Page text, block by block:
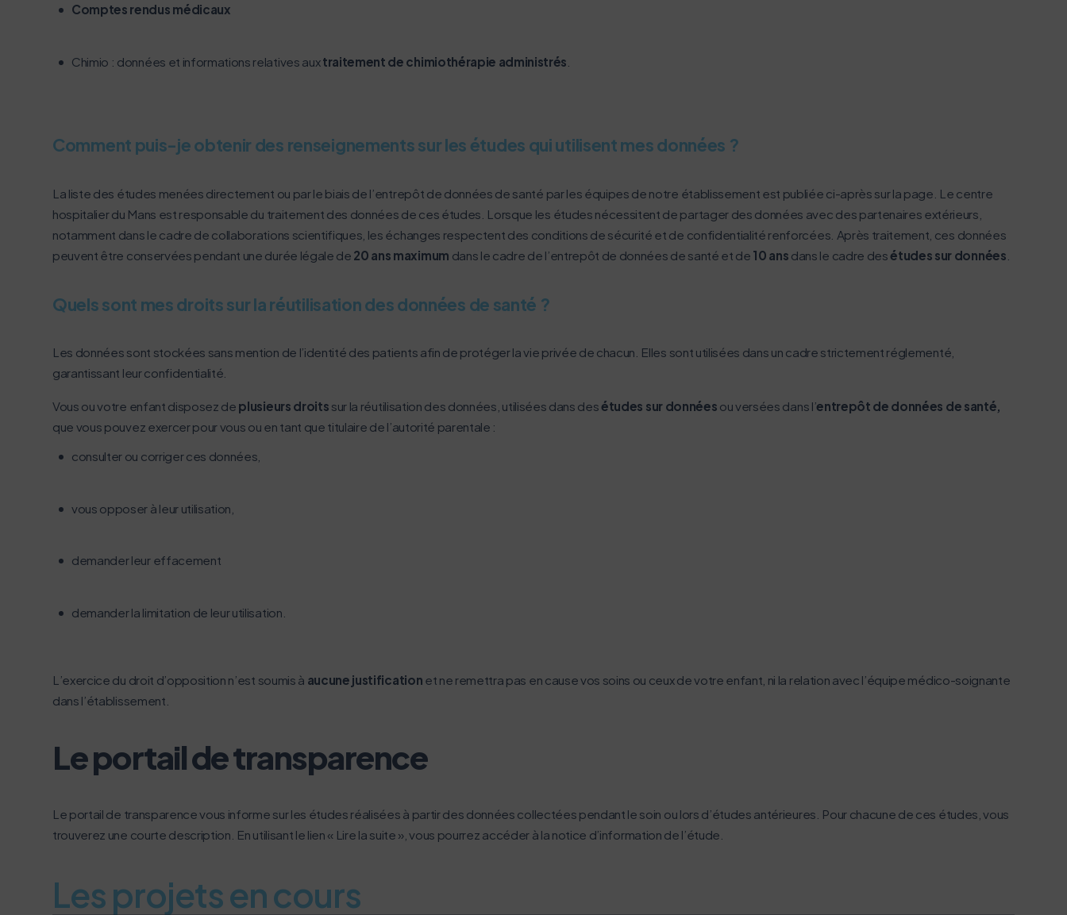
Comptes rendus médicaux
Chimio : données et informations relatives auxtraitement de chimiothérapie administrés
Comment puis-je obtenir des renseignements sur les études qui utilisent mes données ?
La liste des études menées directement ou par le biais de l’entrepôt de données de santé par les équipes de notre établissement est publiée ci-après sur la page. Le centre
hospitalier du Mans est responsable du traitement des données de ces études. Lorsque les études nécessitent de partager des données avec des partenaires extérieurs,
notamment dans le cadre de collaborations scientifiques, les échanges respectent des conditions de sécurité et de confidentialité renforcées. Après traitement, ces données
peuvent être conservées pendant une durée légale de 20 ans maximum dans le cadre de l’entrepôt de données de santé et de 10 ans dans le cadre desétudes sur données
Quels sont mes droits sur la réutilisation des données de santé ?
Les données sont stockées sans mention de l’identité des patients afin de protéger la vie privée de chacun. Elles sont utilisées dans un cadre strictement réglementé,
garantissant leur confidentialité.
Vous ou votre enfant disposez de plusieurs droits sur la réutilisation des données, utilisées dans desétudes sur données ou versées dans l’entrepôt de données de santé,
que vous pouvez exercer pour vous ou en tant que titulaire de l’autorité parentale :
consulter ou corriger ces données,
vous opposer à leur utilisation,
demander leur effacement
demander la limitation de leur utilisation.
L’exercice du droit d’opposition n’est soumis à aucune justification et ne remettra pas en cause vos soins ou ceux de votre enfant, ni la relation avec l’équipe médico-soignante
dans l’établissement.
Le portail de transparence
Le portail de transparence vous informe sur les études réalisées à partir des données collectées pendant le soin ou lors d’études antérieures. Pour chacune de ces études, vous
trouverez une courte description. En utilisant le lien « Lire la suite », vous pourrez accéder à la notice d’information de l’étude.
Les projets en cours